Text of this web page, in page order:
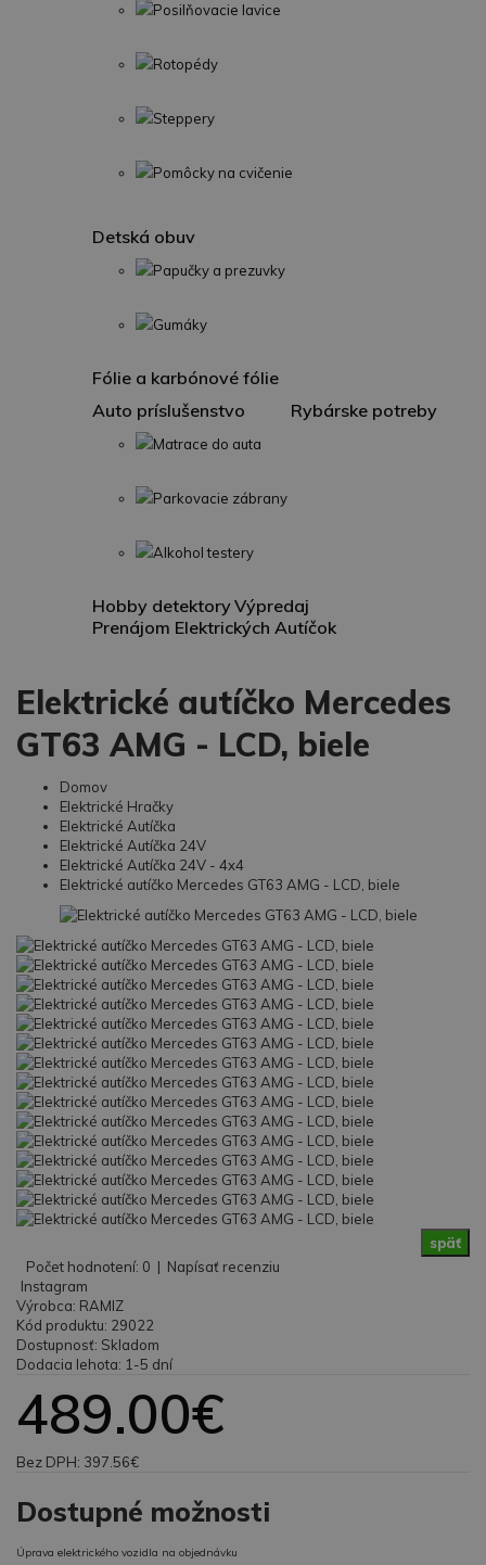
Posilňovacie lavice
Rotopédy
Steppery
Pomôcky na cvičenie
Detská obuv
Papučky a prezuvky
Gumáky
Fólie a karbónové fólie
Auto príslušenstvo
Matrace do auta
Parkovacie zábrany
Alkohol testery
Rybárske potreby
Hobby detektoryVýpredaj
Prenájom Elektrických Autíčok
Elektrické autíčko Mercedes
GT63 AMG - LCD, biele
Domov
Elektrické Hračky
Elektrické Autíčka
Elektrické Autíčka 24V
Elektrické Autíčka 24V - 4x4
Elektrické autíčko Mercedes GT63 AMG - LCD, biele
späť
Počet hodnotení: 0 | Napísať recenziu
Instagram
Výrobca: RAMIZ
Kód produktu: 29022
Dostupnosť: Skladom
Dodacia lehota: 1-5 dní
489.00€
Bez DPH: 397.56€
Dostupné možnosti
Úprava elektrického vozidla na objednávku